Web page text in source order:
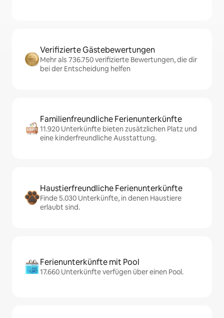
Verifizierte Gästebewertungen
Mehr als 736.750 verifizierte Bewertungen, die dir
bei der Entscheidung helfen
Familienfreundliche Ferienunterkünfte
11.920 Unterkünfte bieten zusätzlichen Platz und
eine kinderfreundliche Ausstattung.
Haustierfreundliche Ferienunterkünfte
Finde 5.030 Unterkünfte, in denen Haustiere
erlaubt sind.
Ferienunterkünfte mit Pool
17.660 Unterkünfte verfügen über einen Pool.